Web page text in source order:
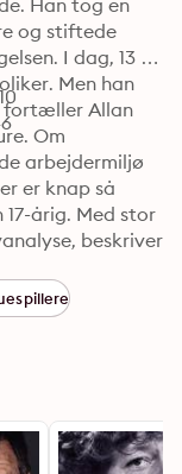
Han tog en
og stiftede
I dag, 13 år
Men han
fortæller Allan
Om
arbejdermiljø
er knap så
årig. Med stor
beskriver
gennem liv og
knytter sig til
er Allan